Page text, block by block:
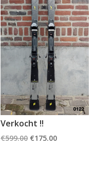
Verkocht !!
€599.00 Oorspronkelijke
€175.00Huidige